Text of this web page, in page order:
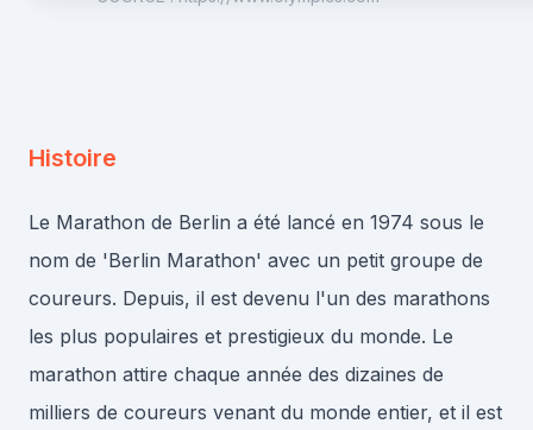
Histoire
Le Marathon de Berlin a été lancé en 1974 sous le
nom de 'Berlin Marathon' avec un petit groupe de
coureurs. Depuis, il est devenu l'un des marathons
les plus populaires et prestigieux du monde. Le
marathon attire chaque année des dizaines de
milliers de coureurs venant du monde entier, et il est